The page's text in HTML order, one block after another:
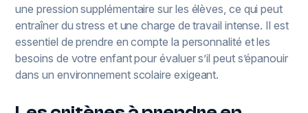
une pression supplémentaire sur les élèves, ce qui peut
entraîner du stress et une charge de travail intense. Il est
essentiel de prendre en compte la personnalité et les
besoins de votre enfant pour évaluer s’il peut s’épanouir
dans un environnement scolaire exigeant.